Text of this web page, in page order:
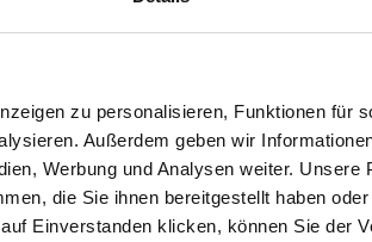
zu personalisieren, Funktionen für
Außerdem geben wir
Werbung und Analysen weiter. Unsere
die Sie ihnen bereitgestellt haben
Einverstanden klicken, können Sie der
dass meine
der Zugriffsquelle